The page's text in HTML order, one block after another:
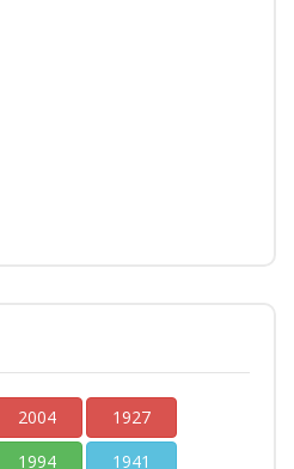
2004
1927
1994
1941